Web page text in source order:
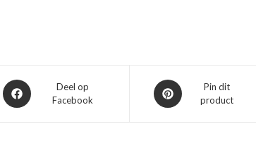
Opent
in
Deel op
Facebook
Opent
in
Pin dit
product